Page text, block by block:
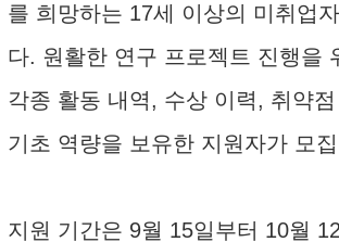
를 희망하는 17세 이상의 미취업
다. 원활한 연구 프로젝트 진행을
각종 활동 내역, 수상 이력, 취약
기초 역량을 보유한 지원자가 모
지원 기간은 9월 15일부터 10월